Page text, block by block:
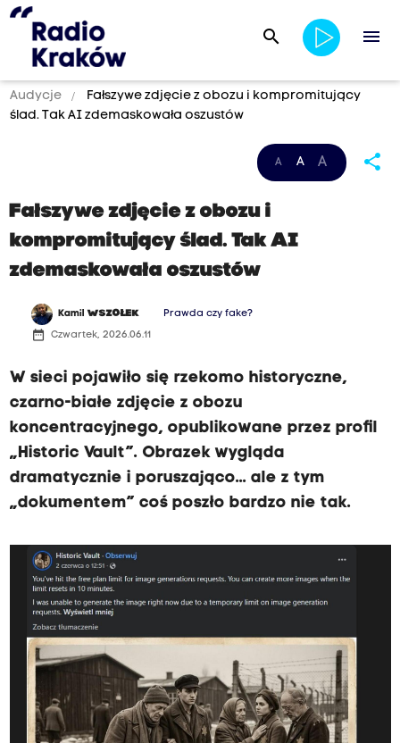
search menu
Audycje
Fałszywe zdjęcie z obozu i kompromitujący
ślad. Tak AI zdemaskowała oszustów
A A A share
Fałszywe zdjęcie z obozu i
kompromitujący ślad. Tak AI
zdemaskowała oszustów
KamilWSZOŁEK Prawda czy fake?
date_range Czwartek, 2026.06.11
W sieci pojawiło się rzekomo historyczne,
czarno-białe zdjęcie z obozu
koncentracyjnego, opublikowane przez profil
„Historic Vault”. Obrazek wygląda
dramatycznie i poruszająco... ale z tym
„dokumentem” coś poszło bardzo nie tak.